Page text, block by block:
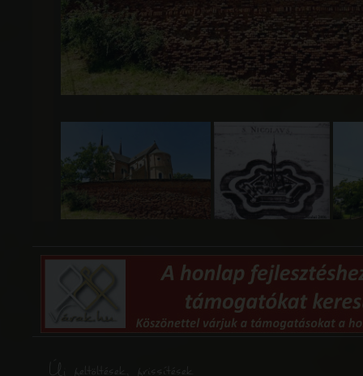
Új feltöltések, frissítések